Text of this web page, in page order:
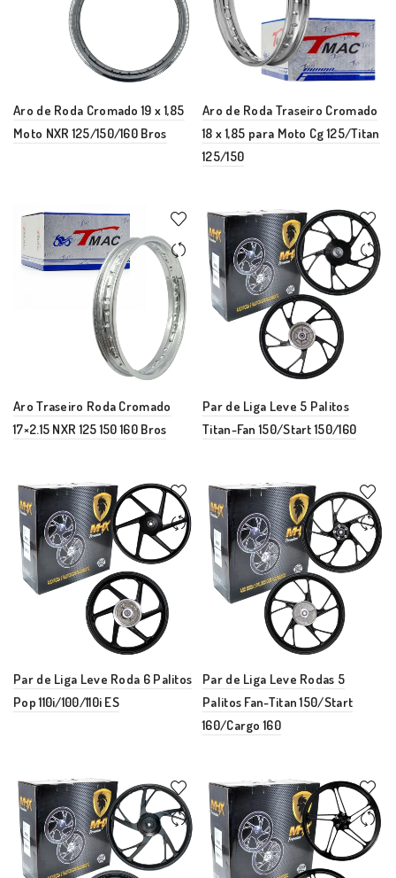
Aro de Roda Cromado 19 x 1,85
Moto NXR 125/150/160 Bros
Aro de Roda Traseiro Cromado
18 x 1,85 para Moto Cg 125/Titan
125/150
Aro Traseiro Roda Cromado
17×2.15 NXR 125 150 160 Bros
Par de Liga Leve 5 Palitos
Titan-Fan 150/Start 150/160
Par de Liga Leve Roda 6 Palitos
Pop 110i/100/110i ES
Par de Liga Leve Rodas 5
Palitos Fan-Titan 150/Start
160/Cargo 160